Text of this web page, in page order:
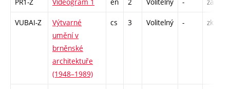
VUBAI-Z
Výtvarné
umění v
brněnské
architektuře
(1948–1989)
cs 3 Volitelný - zk